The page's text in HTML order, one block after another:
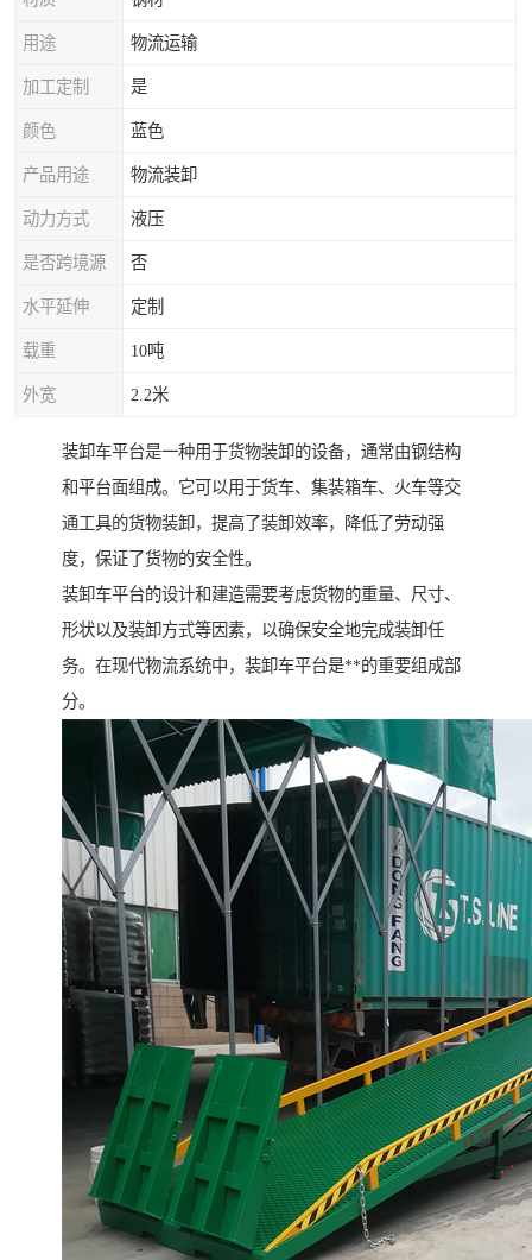
用途 物流运输
加工定制 是
颜色 蓝色
产品用途 物流装卸
动力方式 液压
是否跨境源 否
水平延伸 定制
载重 10吨
外宽 2.2米
装卸车平台是一种用于货物装卸的设备，通常由钢结构
和平台面组成。它可以用于货车、集装箱车、火车等交
通工具的货物装卸，提高了装卸效率，降低了劳动强
度，保证了货物的安全性。
装卸车平台的设计和建造需要考虑货物的重量、尺寸、
形状以及装卸方式等因素，以确保安全地完成装卸任
务。在现代物流系统中，装卸车平台是**的重要组成部
分。